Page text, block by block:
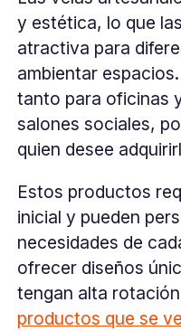
y estética, lo que
atractiva para
ambientar
tanto para oficinas
salones sociales,
quien desee
Estos productos
inicial y pueden
necesidades de
ofrecer diseños
tengan alta
productos que se